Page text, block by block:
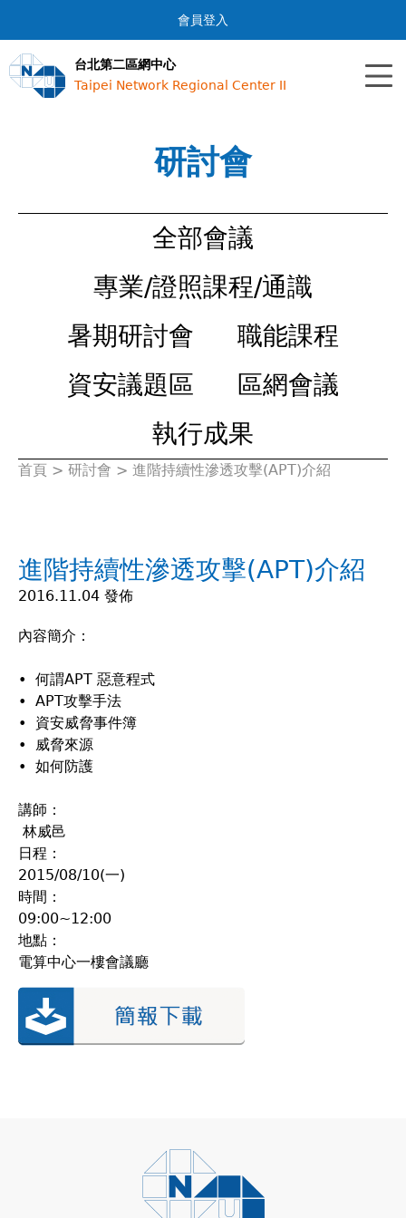
Jump to navigation
會員登入
台北第二區網中心
Taipei Network Regional Center II
研討會
全部會議
專業/證照課程/通識
暑期研討會
職能課程
資安議題區
區網會議
執行成果
您
這
首頁 > 研討會 > 進階持續性滲透攻擊(APT)介紹
進階持續性滲透攻擊(APT)介紹
2016.11.04 發佈
內容簡介：
• 何謂APT 惡意程式
• APT攻擊手法
• 資安威脅事件簿
• 威脅來源
• 如何防護
講師：
林威邑
日程：
2015/08/10(一)
時間：
09:00~12:00
地點：
電算中心一樓會議廳